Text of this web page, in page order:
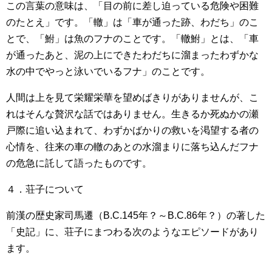
この言葉の意味は、「目の前に差し迫っている危険や困難
のたとえ」です。「轍」は「車が通った跡、わだち」のこ
とで、「鮒」は魚のフナのことです。「轍鮒」とは、「車
が通ったあと、泥の上にできたわだちに溜まったわずかな
水の中でやっと泳いでいるフナ」のことです。
人間は上を見て栄耀栄華を望めばきりがありませんが、こ
れはそんな贅沢な話ではありません。生きるか死ぬかの瀬
戸際に追い込まれて、わずかばかりの救いを渇望する者の
心情を、往来の車の轍のあとの水溜まりに落ち込んだフナ
の危急に託して語ったものです。
４．荘子について
前漢の歴史家司馬遷（B.C.145年？～B.C.86年？）の著した
「史記」に、荘子にまつわる次のようなエピソードがあり
ます。